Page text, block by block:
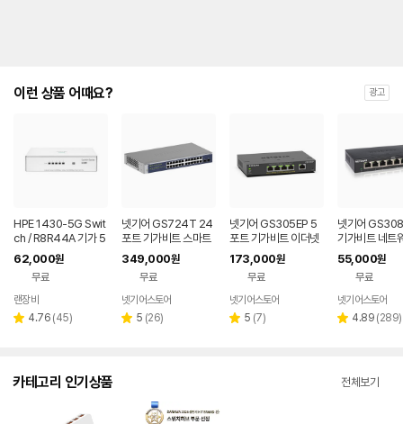
이런 상품 어때요? 광고
HPE 1430-5G Swit
ch / R8R44A 기가 5
포트 스위치 (JH327A
후속)
62,000원
무료
페이
랜장비
별 4.76 리
(45)
넷기어 GS724T 24
포트 기가비트 스마트
매니지드 스위치 허브
2xSFP
349,000원
무료
넷기어스토어
별 5 리
(26)
넷기어 GS305EP 5
포트 기가비트 이더넷
PoE+ 스마트스위치 6
3W
173,000원
무료
넷기어스토어
별 5 리
(7)
넷기어
기가비트 네트
터넷 스위칭 허
사 이더넷 스위
55,000원
무료
넷기어스토어
별 4.89 리
(289)
카테고리 인기상품 전체보기